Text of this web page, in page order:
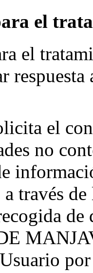
el
el
el
no
través